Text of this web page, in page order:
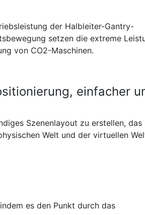
der Halbleiter-Gantry-
setzen die extreme
von CO2-Maschinen.
einfacher
Szenenlayout zu erstellen, das
Welt und der virtuellen
es den Punkt durch das